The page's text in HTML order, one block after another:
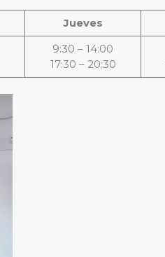
Jueves
9:30 – 14:00
17:30 – 20:30